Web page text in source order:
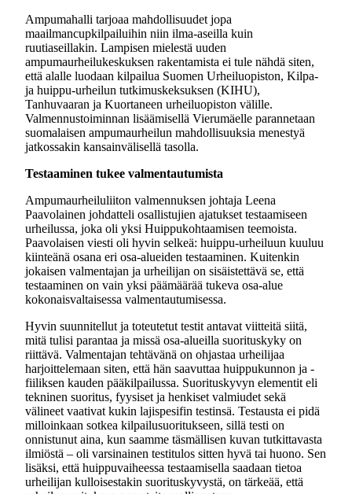
Ampumahalli tarjoaa mahdollisuudet jopa
maailmancupkilpailuihin niin ilma-aseilla kuin
ruutiaseillakin. Lampisen mielestä uuden
ampumaurheilukeskuksen rakentamista ei tule nähdä siten,
että alalle luodaan kilpailua Suomen Urheiluopiston, Kilpa-
ja huippu-urheilun tutkimuskeksuksen (KIHU),
Tanhuvaaran ja Kuortaneen urheiluopiston välille.
Valmennustoiminnan lisäämisellä Vierumäelle parannetaan
suomalaisen ampumaurheilun mahdollisuuksia menestyä
jatkossakin kansainvälisellä tasolla.
Testaaminen tukee valmentautumista
Ampumaurheiluliiton valmennuksen johtaja Leena
Paavolainen johdatteli osallistujien ajatukset testaamiseen
urheilussa, joka oli yksi Huippukohtaamisen teemoista.
Paavolaisen viesti oli hyvin selkeä: huippu-urheiluun kuuluu
kiinteänä osana eri osa-alueiden testaaminen. Kuitenkin
jokaisen valmentajan ja urheilijan on sisäistettävä se, että
testaaminen on vain yksi päämäärää tukeva osa-alue
kokonaisvaltaisessa valmentautumisessa.
Hyvin suunnitellut ja toteutetut testit antavat viitteitä siitä,
mitä tulisi parantaa ja missä osa-alueilla suorituskyky on
riittävä. Valmentajan tehtävänä on ohjastaa urheilijaa
harjoittelemaan siten, että hän saavuttaa huippukunnon ja -
fiiliksen kauden pääkilpailussa. Suorituskyvyn elementit eli
tekninen suoritus, fyysiset ja henkiset valmiudet sekä
välineet vaativat kukin lajispesifin testinsä. Testausta ei pidä
milloinkaan sotkea kilpailusuoritukseen, sillä testi on
onnistunut aina, kun saamme täsmällisen kuvan tutkittavasta
ilmiöstä – oli varsinainen testitulos sitten hyvä tai huono. Sen
lisäksi, että huippuvaiheessa testaamisella saadaan tietoa
urheilijan kulloisestakin suorituskyvystä, on tärkeää, että